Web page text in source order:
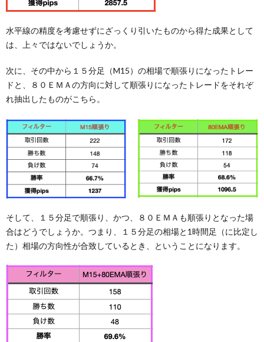
水平線の精度を考慮せずにざっくり引いたものから得た成果として
は、上々ではないでしょうか。
次に、その中から１５分足（M15）の相場で順張りになったトレー
ドと、８０ＥＭＡの方向に対して順張りになったトレードをそれぞ
れ抽出したものがこちら。
そして、１５分足で順張り、かつ、８０ＥＭＡも順張りとなった場
合はどうでしょうか。つまり、１５分足の相場と1時間足（に比定し
た）相場の方向性が合致しているとき、ということになります。